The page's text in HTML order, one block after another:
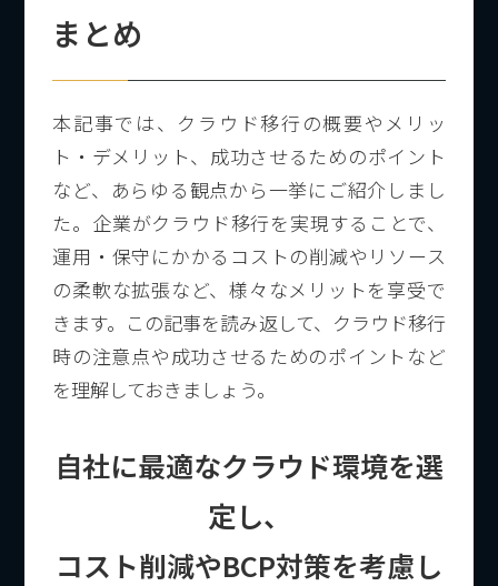
まとめ
本記事では、クラウド移行の概要やメリッ
ト・デメリット、成功させるためのポイント
など、あらゆる観点から一挙にご紹介しまし
た。企業がクラウド移行を実現することで、
運用・保守にかかるコストの削減やリソース
の柔軟な拡張など、様々なメリットを享受で
きます。この記事を読み返して、クラウド移行
時の注意点や成功させるためのポイントなど
を理解しておきましょう。
自社に最適なクラウド環境を選
定し、
コスト削減やBCP対策を考慮し